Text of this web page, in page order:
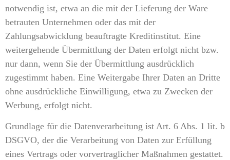
notwendig ist, etwa an die mit der Lieferung der Ware
betrauten Unternehmen oder das mit der
Zahlungsabwicklung beauftragte Kreditinstitut. Eine
weitergehende Übermittlung der Daten erfolgt nicht bzw.
nur dann, wenn Sie der Übermittlung ausdrücklich
zugestimmt haben. Eine Weitergabe Ihrer Daten an Dritte
ohne ausdrückliche Einwilligung, etwa zu Zwecken der
Werbung, erfolgt nicht.
Grundlage für die Datenverarbeitung ist Art. 6 Abs. 1 lit. b
DSGVO, der die Verarbeitung von Daten zur Erfüllung
eines Vertrags oder vorvertraglicher Maßnahmen gestattet.